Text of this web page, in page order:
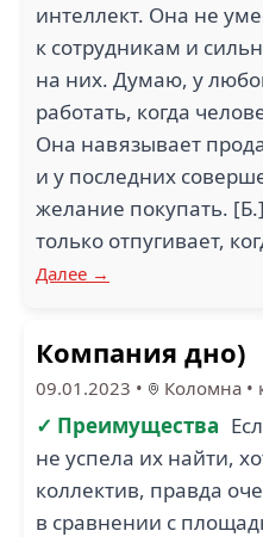
интеллект. Она не
к сотрудникам и
на них. Думаю, у
работать, когда
Она навязывает
и у последних
желание покупать.
только отпугивает,
Далее →
Компания дно)
09.01.2023 • Коломна •
✓ Преимущества
не успела их найти,
коллектив, правда
в сравнении с